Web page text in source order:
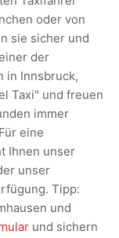
oder von
sie sicher und
der
in Innsbruck,
Taxi" und freuen
immer
eine
Ihnen unser
unser
Tipp:
und
und sichern